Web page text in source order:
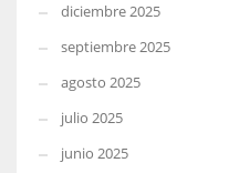
diciembre 2025
septiembre 2025
agosto 2025
julio 2025
junio 2025